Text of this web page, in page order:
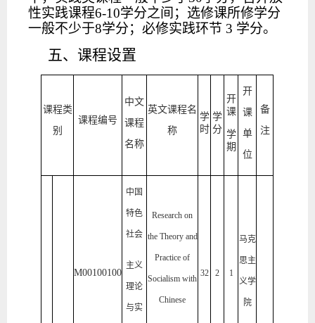
性实践课程6-10学分之间；选修课所修学分
一般不少于8学分；必修实践环节 3 学分。
五、课程设置
课程类
别
课程编号
中文
课程
名称
英文课程名
称
学
时
学
分
开
课
学
期
开
课
单
位
备
注
M00100100
中国
特色
社会
主义
理论
与实
Research on
the Theory and
Practice of
Socialism with
Chinese
32 2 1
马克
思主
义学
院